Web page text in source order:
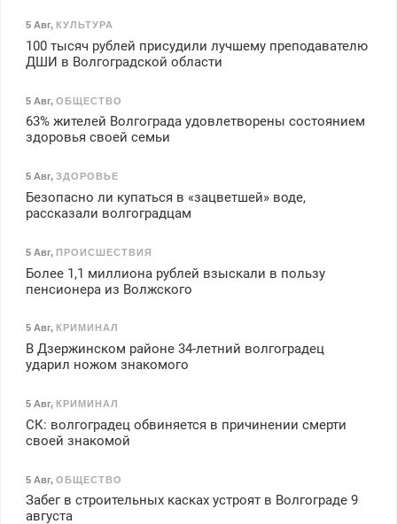
5 Авг, КУЛЬТУРА
100 тысяч рублей присудили лучшему преподавателю
ДШИ в Волгоградской области
5 Авг, ОБЩЕСТВО
63% жителей Волгограда удовлетворены состоянием
здоровья своей семьи
5 Авг, ЗДОРОВЬЕ
Безопасно ли купаться в «зацветшей» воде,
рассказали волгоградцам
5 Авг, ПРОИСШЕСТВИЯ
Более 1,1 миллиона рублей взыскали в пользу
пенсионера из Волжского
5 Авг, КРИМИНАЛ
В Дзержинском районе 34-летний волгоградец
ударил ножом знакомого
5 Авг, КРИМИНАЛ
СК: волгоградец обвиняется в причинении смерти
своей знакомой
5 Авг, ОБЩЕСТВО
Забег в строительных касках устроят в Волгограде 9
августа